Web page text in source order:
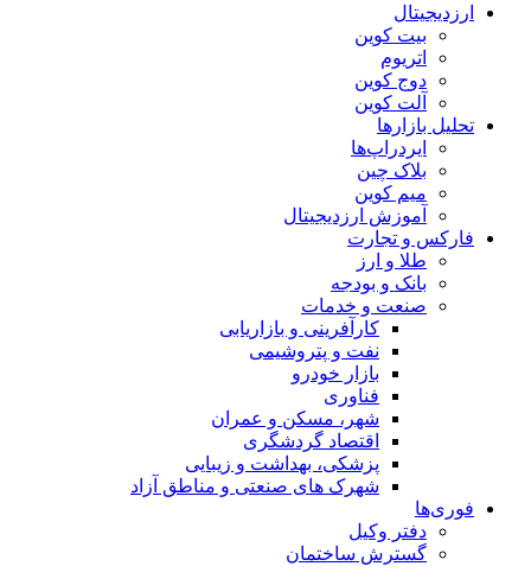
ارزدیجیتال
بیت کوین
اتریوم
دوج کوین
آلت کوین
تحلیل بازارها
ایردراپ‌ها
بلاک چین
میم کوین‌
آموزش ارزدیجیتال
فارکس و تجارت
طلا و ارز
بانک و بودجه
صنعت و خدمات
کارآفرینی و بازاریابی
نفت و پتروشیمی
بازار خودرو
فناوری
شهر، مسکن و عمران
اقتصاد گردشگری
پزشکی، بهداشت و زیبایی
شهرک های صنعتی و مناطق آزاد
فوری‌ها
دفتر وکیل
گسترش ساختمان